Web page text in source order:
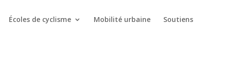
Écoles de cyclisme Mobilité urbaine Soutiens